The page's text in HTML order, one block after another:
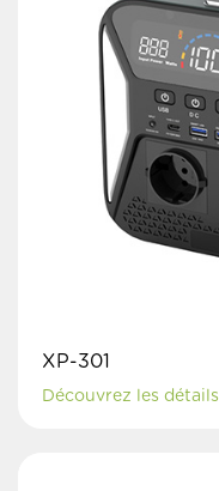
XP-301
Découvrez les détails